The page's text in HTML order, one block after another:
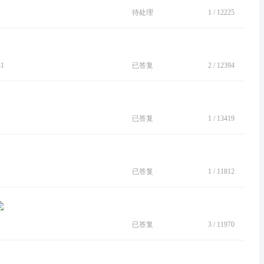
待处理 1 / 12225
已答复 2 / 12394
已答复 1 / 13419
已答复 1 / 11812
已答复 3 / 11970